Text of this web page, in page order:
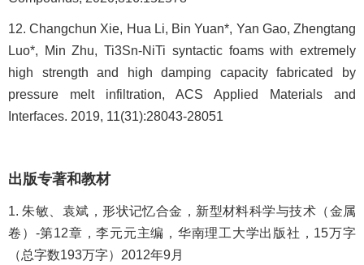
12. Changchun Xie, Hua Li, Bin Yuan*, Yan Gao, Zhengtang
Luo*, Min Zhu, Ti3Sn-NiTi syntactic foams with extremely
high strength and high damping capacity fabricated by
pressure melt infiltration, ACS Applied Materials and
Interfaces. 2019, 11(31):28043-28051
出版专著和教材
1. 朱敏、袁斌，形状记忆合金，新型材料科学与技术（金属
卷）-第12章，李元元主编，华南理工大学出版社，15万字
（总字数193万字）2012年9月